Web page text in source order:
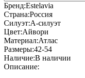
Бренд:Estelavia
Страна:Россия
Силуэт:А-силуэт
Цвет:Айвори
Материал:Атлас
Размеры:42-54
Наличие:В наличии
Описание: